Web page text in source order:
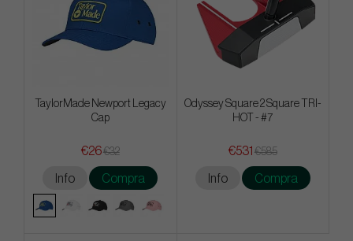
TaylorMade Newport Legacy
Cap
€26€32
Info Compra
Odyssey Square 2 Square TRI-
HOT - #7
€531 €585
Info Compra